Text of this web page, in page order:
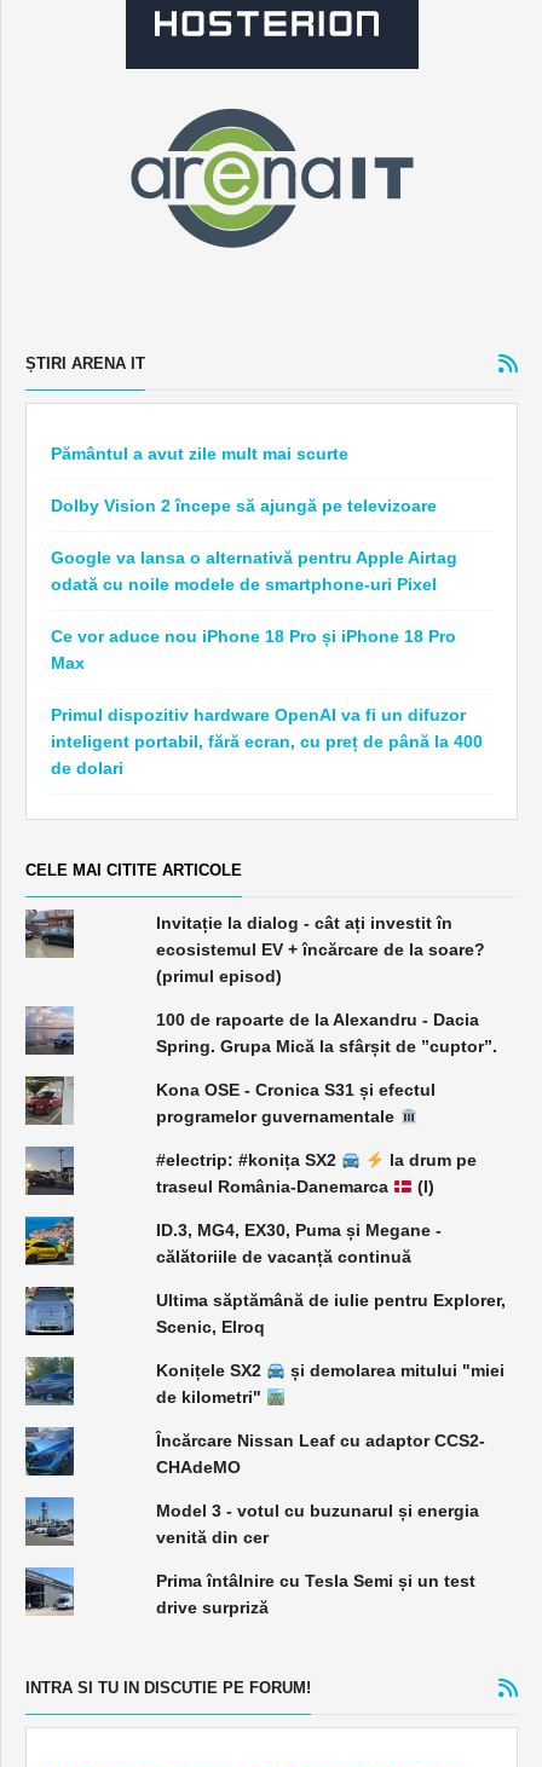
ȘTIRI ARENA IT
Pământul a avut zile mult mai scurte
Dolby Vision 2 începe să ajungă pe televizoare
Google va lansa o alternativă pentru Apple Airtag
odată cu noile modele de smartphone-uri Pixel
Ce vor aduce nou iPhone 18 Pro și iPhone 18 Pro
Max
Primul dispozitiv hardware OpenAI va fi un difuzor
inteligent portabil, fără ecran, cu preț de până la 400
de dolari
CELE MAI CITITE ARTICOLE
Invitație la dialog - cât ați investit în
ecosistemul EV + încărcare de la soare?
(primul episod)
100 de rapoarte de la Alexandru - Dacia
Spring. Grupa Mică la sfârșit de ”cuptor”.
Kona OSE - Cronica S31 și efectul
programelor guvernamentale
#electrip: #konița SX2
la drum pe
traseul România-Danemarca
(I)
ID.3, MG4, EX30, Puma și Megane -
călătoriile de vacanță continuă
Ultima săptămână de iulie pentru Explorer,
Scenic, Elroq
Konițele SX2
și demolarea mitului "miei
de kilometri"
Încărcare Nissan Leaf cu adaptor CCS2-
CHAdeMO
Model 3 - votul cu buzunarul și energia
venită din cer
Prima întâlnire cu Tesla Semi și un test
drive surpriză
INTRA SI TU IN DISCUTIE PE FORUM!